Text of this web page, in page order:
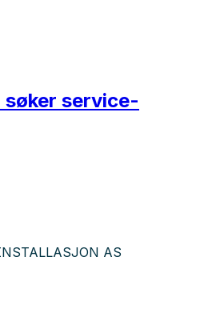
søker service-
AS